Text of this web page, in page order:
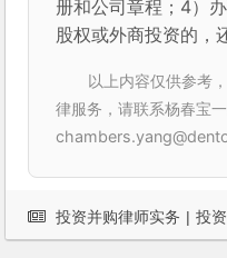
册和公司章程；4）
股权或外商投资的，
以上内容仅供参考
律服务，请联系杨春宝一
投资并购律师实务 | 投
例